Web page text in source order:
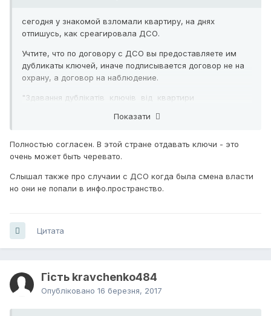
сегодня у знакомой взломали квартиру, на днях
отпишусь, как среагировала ДСО.
Учтите, что по договору с ДСО вы предоставляете им
дубликаты ключей, иначе подписывается договор не на
охрану, а договор на наблюдение.
"Здавання дублікатів ключів від квартири
збереження до підрозділу ДСО є однією з основних
договору на охорону".
https://kiev.pravda.com.ua/news/582c2eb34c844/
Показати
Полностью согласен. В этой стране отдавать ключи - это
очень может быть черевато.
Слышал также про случаии с ДСО когда была смена власти
но они не попали в инфо.пространство.
Цитата
Гість kravchenko484
Опубліковано 16 березня, 2017